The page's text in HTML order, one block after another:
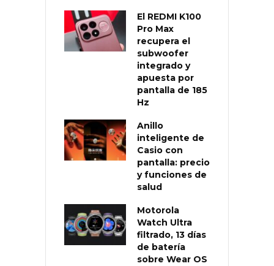
El REDMI K100
Pro Max
recupera el
subwoofer
integrado y
apuesta por
pantalla de 185
Hz
Anillo
inteligente de
Casio con
pantalla: precio
y funciones de
salud
Motorola
Watch Ultra
filtrado, 13 días
de batería
sobre Wear OS